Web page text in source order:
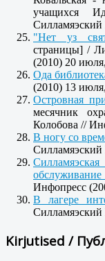
учащихся
Силламяэский
"Нет уз
страницы] /
(2010) 20
Ода
(2010) 13
Островная
месячник
Колобова //
В ногу со
Силламяэский
Инфопресс
В лагере
Силламяэский
Kirjutised /